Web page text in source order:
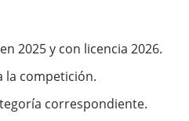
2025 y con licencia 2026.
la competición.
correspondiente.